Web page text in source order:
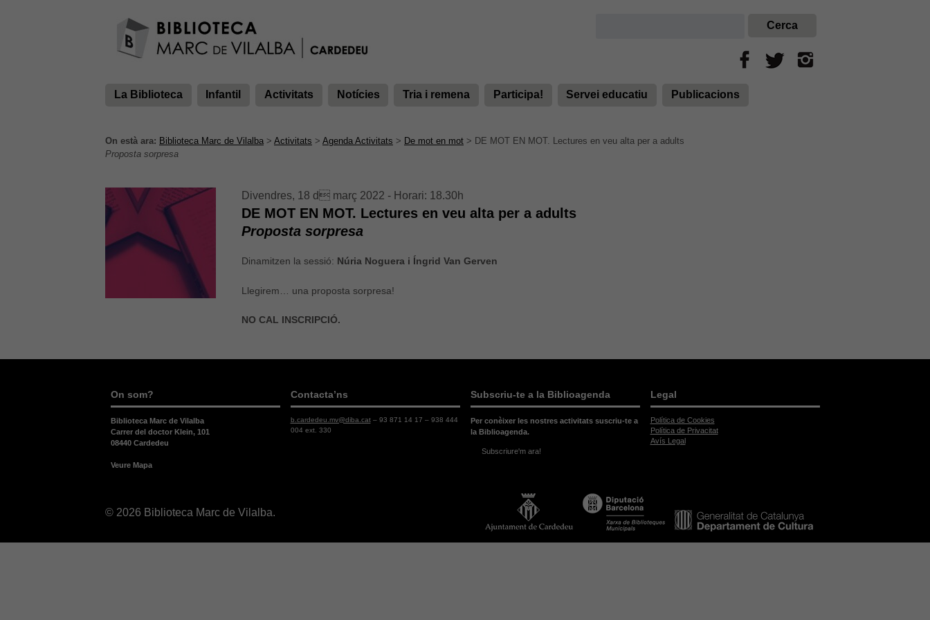
La Biblioteca Infantil Activitats Notícies Tria i remena Participa! Servei educatiu Publicacions
On està ara: Biblioteca Marc de Vilalba > Activitats > Agenda Activitats > De mot en mot > DE MOT EN MOT. Lectures en veu alta per a adults
Proposta sorpresa
Divendres, 18 d març 2022 - Horari: 18.30h
DE MOT EN MOT. Lectures en veu alta per a adults
Proposta sorpresa
Dinamitzen la sessió: Núria Noguera i Íngrid Van Gerven
Llegirem… una proposta sorpresa!
NO CAL INSCRIPCIÓ.
On som?
Biblioteca Marc de Vilalba
Carrer del doctor Klein, 101
08440 Cardedeu
Veure Mapa
Contacta’ns
b.cardedeu.mv@diba.cat– 93 871 14 17 – 938 444
004 ext. 330
Subscriu-te a la Biblioagenda
Per conèixer les nostres activitats suscriu-te a
la Biblioagenda.
Subscriure'm ara!
Legal
Política de Cookies
Política de Privacitat
Avís Legal
© 2026 Biblioteca Marc de Vilalba.